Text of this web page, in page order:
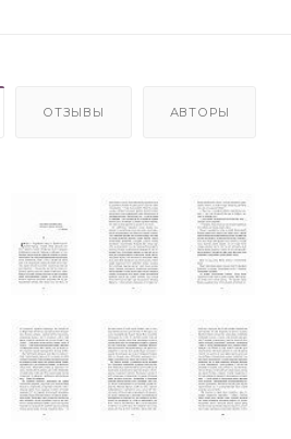
ОТЗЫВЫ АВТОРЫ